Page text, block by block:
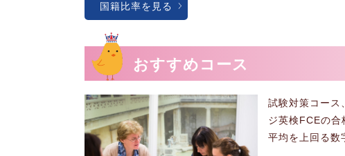
国籍比率を見る
おすすめコース
試験対策コース
ジ英検FCEの合
平均を上回る数